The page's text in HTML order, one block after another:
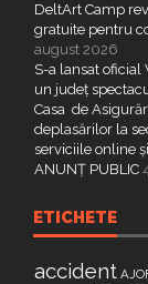
DeltArt Camp
gratuite pentru
august 2026
S-a lansat
un județ
Casa de
deplasărilor la
serviciile online
ANUNȚ PUBLIC
ETICHETE
accident